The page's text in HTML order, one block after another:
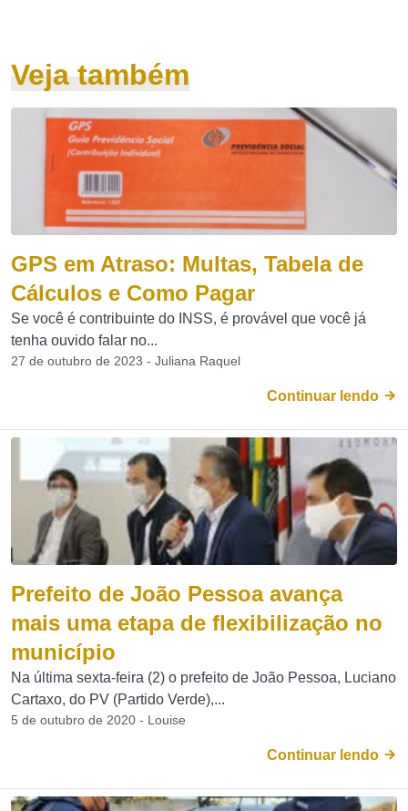
Veja também
GPS em Atraso: Multas, Tabela de
Cálculos e Como Pagar
Se você é contribuinte do INSS, é provável que você já
tenha ouvido falar no...
27 de outubro de 2023 - Juliana Raquel
Continuar lendo
Prefeito de João Pessoa avança
mais uma etapa de flexibilização no
município
Na última sexta-feira (2) o prefeito de João Pessoa, Luciano
Cartaxo, do PV (Partido Verde),...
5 de outubro de 2020 - Louise
Continuar lendo